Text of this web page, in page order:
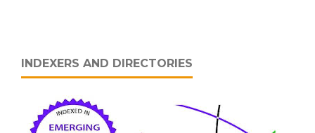
INDEXERS AND DIRECTORIES